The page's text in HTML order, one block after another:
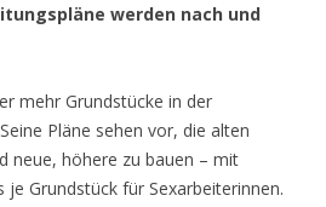
werden nach und
mehr Grundstücke in der
Pläne sehen vor, die alten
neue, höhere zu bauen – mit
Grundstück für Sexarbeiterinnen.